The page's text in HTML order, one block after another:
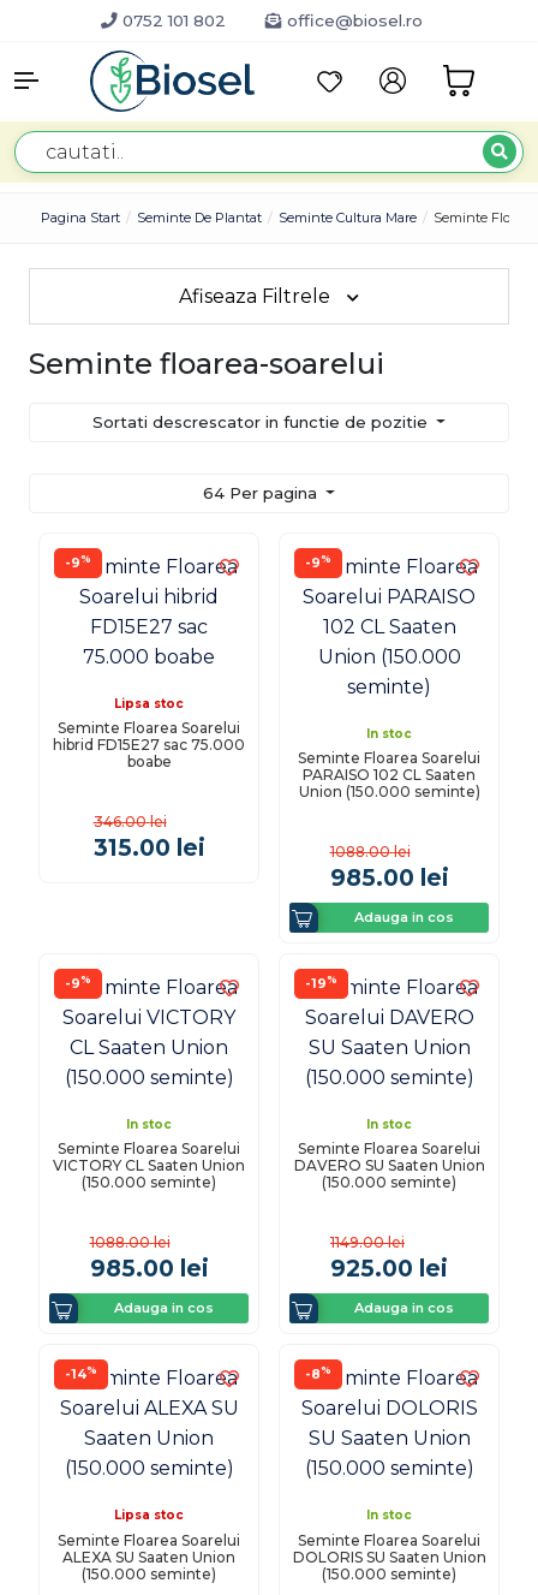
0752 101 802 office@biosel.ro
Pagina Start Seminte De Plantat Seminte Cultura Mare Seminte
Afiseaza Filtrele
Seminte floarea-soarelui
Sortati descrescator in functie de pozitie
64 Per pagina
-9%
Lipsa stoc
Seminte Floarea Soarelui
hibrid FD15E27 sac 75.000
boabe
346.00 lei
315.00 lei
-9%
In stoc
Seminte Floarea Soarelui
PARAISO 102 CL Saaten
Union (150.000 seminte)
1088.00 lei
985.00 lei
Adauga in cos
-9%
In stoc
Seminte Floarea Soarelui
VICTORY CL Saaten Union
(150.000 seminte)
1088.00 lei
985.00 lei
Adauga in cos
-19%
In stoc
Seminte Floarea Soarelui
DAVERO SU Saaten Union
(150.000 seminte)
1149.00 lei
925.00 lei
Adauga in cos
-14%
Lipsa stoc
Seminte Floarea Soarelui
ALEXA SU Saaten Union
(150.000 seminte)
-8%
In stoc
Seminte Floarea Soarelui
DOLORIS SU Saaten Union
(150.000 seminte)